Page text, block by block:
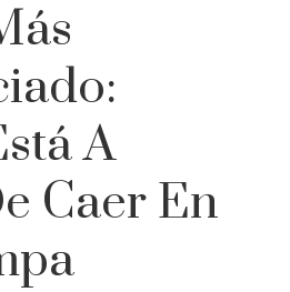
A
Caer En